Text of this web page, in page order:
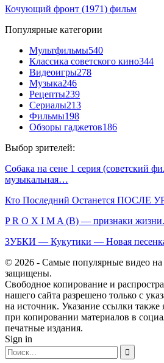
Кочующий фронт (1971) фильм
Популярные категории
Мультфильмы540
Классика советского кино344
Видеоигры278
Музыка246
Рецепты239
Сериалы213
Фильмы198
Обзоры гаджетов186
Выбор зрителей:
Собака на сене 1 серия (советский
музыкальная…
Кто Последний Останется ПОСЛЕ
P R O X I M A (B) — признаки
ЗУБКИ — Кукутики — Новая
© 2026 - Самые популярные видео на
защищены.
Свободное копирование и
нашего сайта разрешено только с
на источник. Указание ссылки также
при копировании материалов в
печатные издания.
Sign in